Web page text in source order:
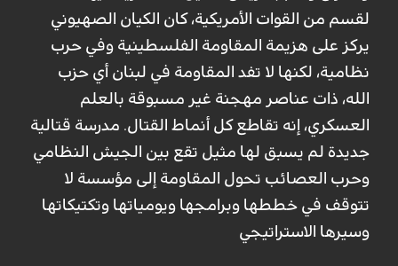
لقسم من القوات الأمريكية، كان الكيان الصهيوني
يركز على هزيمة المقاومة الفلسطينية وفي حرب
نظامية، لكنها لا تفد المقاومة في لبنان أي حزب
الله، ذات عناصر مهجنة غير مسبوقة بالعلم
العسكري، إنه تقاطع كل أنماط القتال. مدرسة قتالية
جديدة لم يسبق لها مثيل تقع بين الجيش النظامي
وحرب العصائب تحول المقاومة إلى مؤسسة لا
تتوقف في خططها وبرامجها ويومياتها وتكتيكاتها
وسيرها الاستراتيجي